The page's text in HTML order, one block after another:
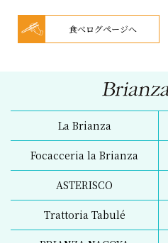
食べログページへ
La Brianza
Focacceria la Brianza
ASTERISCO
Trattoria Tabulé